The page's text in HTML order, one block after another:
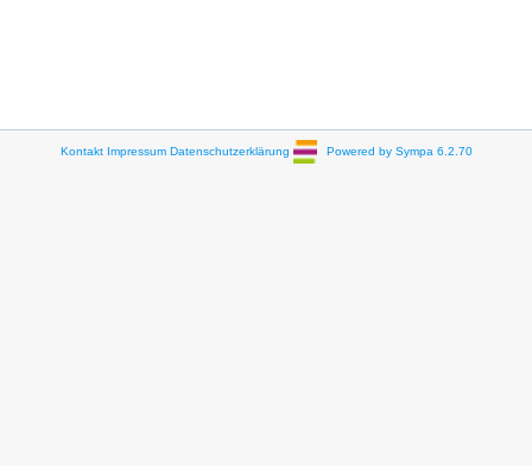
Kontakt Impressum Datenschutzerklärung Powered by Sympa 6.2.70